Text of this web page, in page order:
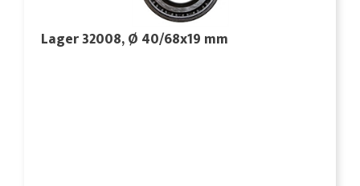
Lager 32008, Ø 40/68x19 mm